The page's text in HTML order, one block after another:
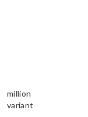
million
variant